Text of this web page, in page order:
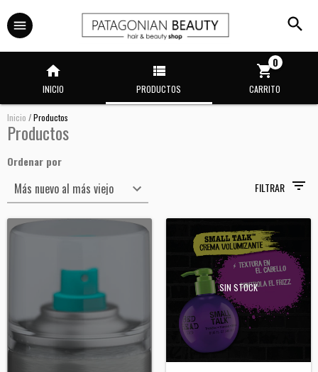
INICIO PRODUCTOS CARRITO
0
Inicio /Productos
Productos
Ordenar por
FILTRAR
SIN STOCK